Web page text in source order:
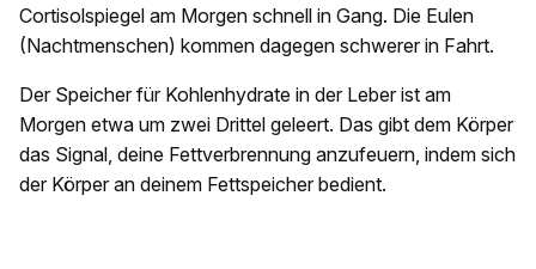
Cortisolspiegel am Morgen schnell in Gang. Die Eulen
(Nachtmenschen) kommen dagegen schwerer in Fahrt.
Der Speicher für Kohlenhydrate in der Leber ist am
Morgen etwa um zwei Drittel geleert. Das gibt dem Körper
das Signal, deine Fettverbrennung anzufeuern, indem sich
der Körper an deinem Fettspeicher bedient.